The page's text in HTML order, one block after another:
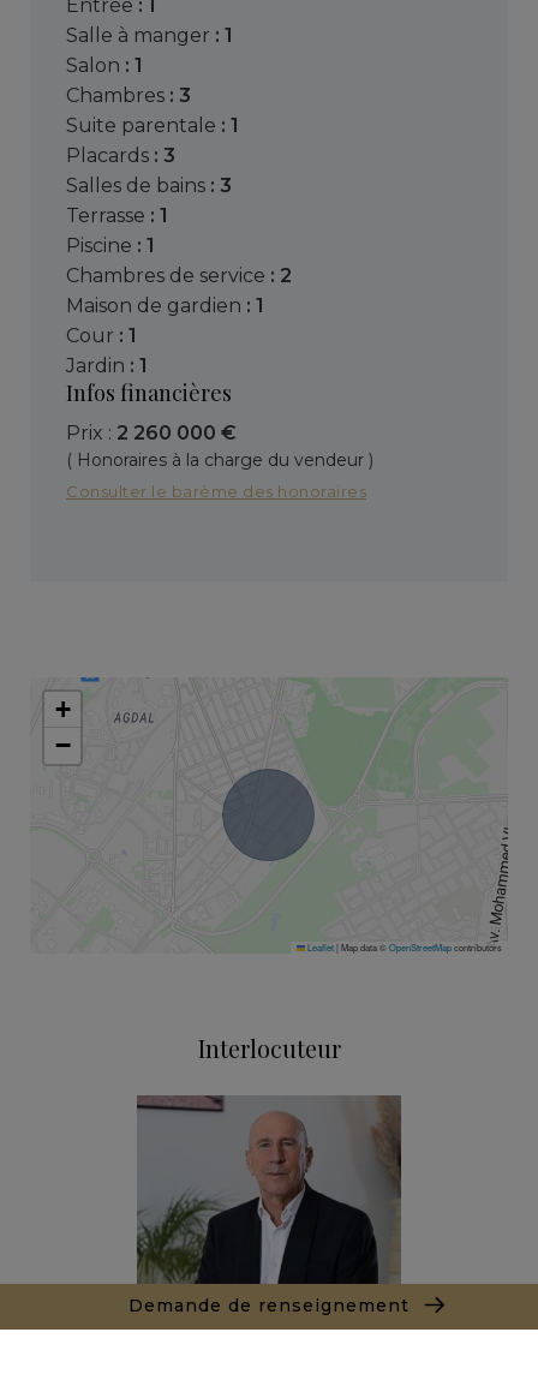
Demande de renseignement
entrée : 1
salle à manger : 1
salon : 1
chambres : 3
suite parentale : 1
placards : 3
salles de bains : 3
terrasse : 1
piscine : 1
chambres de service : 2
maison de gardien : 1
cour : 1
jardin : 1
Infos financières
Prix : 2 260 000 €
( Honoraires à la charge du vendeur )
Consulter le barème des honoraires
+
−
Leaflet| Map data ©OpenStreetMapcontributors
Interlocuteur